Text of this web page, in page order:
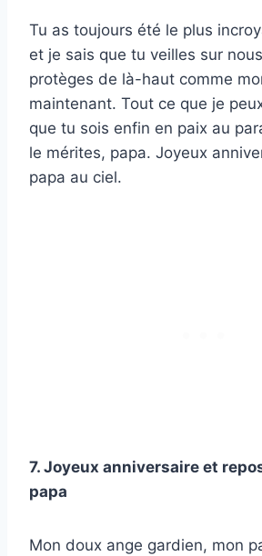
Tu as toujours été le plus
et je sais que tu veilles sur
protèges de là-haut comme
maintenant. Tout ce que je
que tu sois enfin en paix au
le mérites, papa. Joyeux
papa au ciel.
7. Joyeux anniversaire et
papa
Mon doux ange gardien, mon